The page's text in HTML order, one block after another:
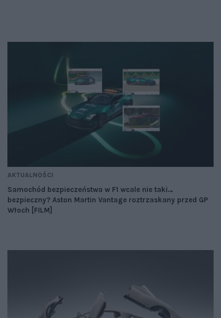
AKTUALNOŚCI
Samochód bezpieczeństwa w F1 wcale nie taki…
bezpieczny? Aston Martin Vantage roztrzaskany przed GP
Włoch [FILM]